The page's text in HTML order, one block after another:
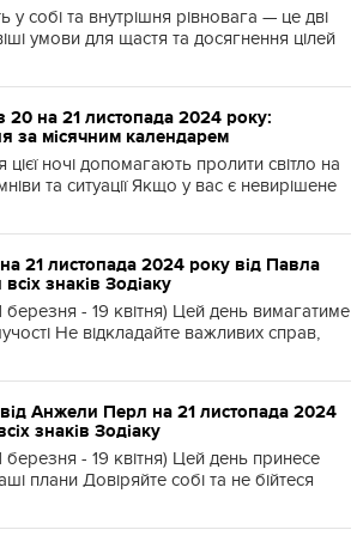
у собі та внутрішня рівновага — це дві
умови для щастя та досягнення цілей
20 на 21 листопада 2024 року:
за місячним календарем
цієї ночі допомагають пролити світло на
та ситуації Якщо у вас є невирішене
21 листопада 2024 року від Павла
знаків Зодіаку
березня - 19 квітня) Цей день вимагатиме
Не відкладайте важливих справ,
Анжели Перл на 21 листопада 2024
знаків Зодіаку
березня - 19 квітня) Цей день принесе
плани Довіряйте собі та не бійтеся